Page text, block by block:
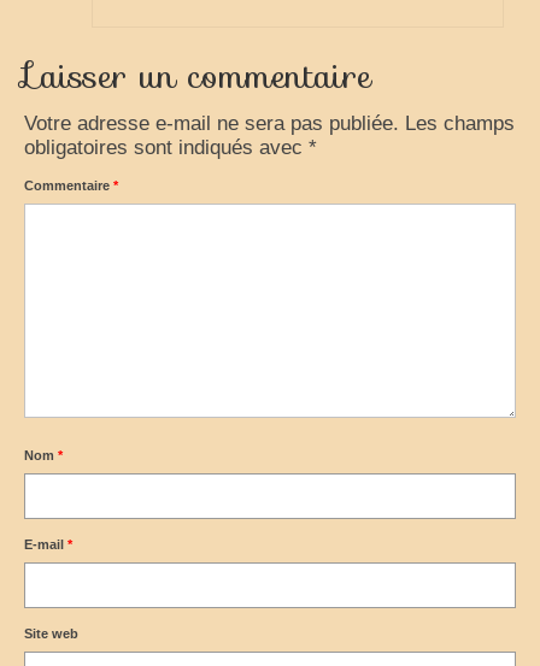
Laisser un commentaire
Votre adresse e-mail ne sera pas publiée. Les champs
obligatoires sont indiqués avec *
Commentaire *
Nom *
E-mail *
Site web